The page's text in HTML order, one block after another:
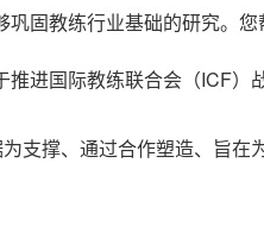
固教练行业基础的研究。
进国际教练联合会（ICF）
支撑、通过合作塑造、旨在